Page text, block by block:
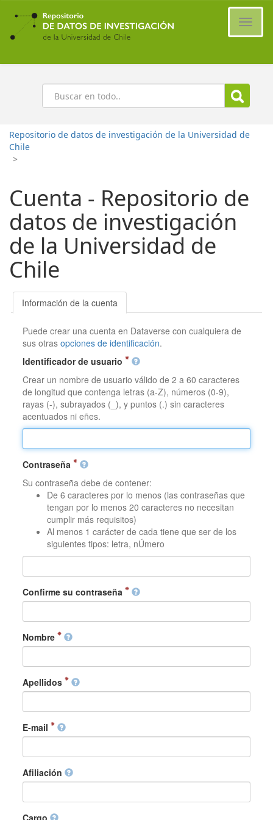
Ir
contenido
principal
Buscar
Repositorio de datos de investigación de la Universidad de
Chile
>
Cuenta - Repositorio de
datos de investigación
de la Universidad de
Chile
Información de la cuenta
Puede crear una cuenta en Dataverse con cualquiera de
sus otrasopciones de identificación.
Identificador de usuario
Crear un nombre de usuario válido de 2 a 60 caracteres
de longitud que contenga letras (a-Z), números (0-9),
rayas (-), subrayados (_), y puntos (.) sin caracteres
acentuados ni eñes.
Contraseña
Su contraseña debe de contener:
De 6 caracteres por lo menos (las contraseñas que
tengan por lo menos 20 caracteres no necesitan
cumplir más requisitos)
Al menos 1 carácter de cada tiene que ser de los
siguientes tipos: letra, nÚmero
Confirme su contraseña
Nombre
Apellidos
E-mail
Afiliación
Cargo